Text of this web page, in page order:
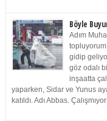
Böyle
Adım
gidip
göz odalı
inşaatta
yaparken, Sidar ve Yunus
katıldı. Adı Abbas.